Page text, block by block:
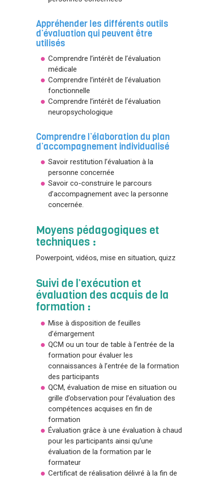
Appréhender les différents outils
d’évaluation qui peuvent être
utilisés
Comprendre l’intérêt de l’évaluation
médicale
Comprendre l’intérêt de l’évaluation
fonctionnelle
Comprendre l’intérêt de l’évaluation
neuropsychologique
Comprendre l’élaboration du plan
d’accompagnement individualisé
Savoir restitution l’évaluation à la
personne concernée
Savoir co-construire le parcours
d’accompagnement avec la personne
concernée.
Moyens pédagogiques et
techniques :
Powerpoint, vidéos, mise en situation, quizz
Suivi de l’exécution et
évaluation des acquis de la
formation :
Mise à disposition de feuilles
d’émargement
QCM ou un tour de table à l’entrée de la
formation pour évaluer les
connaissances à l’entrée de la formation
des participants
QCM, évaluation de mise en situation ou
grille d’observation pour l’évaluation des
compétences acquises en fin de
formation
Évaluation grâce à une évaluation à chaud
pour les participants ainsi qu’une
évaluation de la formation par le
formateur
Certificat de réalisation délivré à la fin de